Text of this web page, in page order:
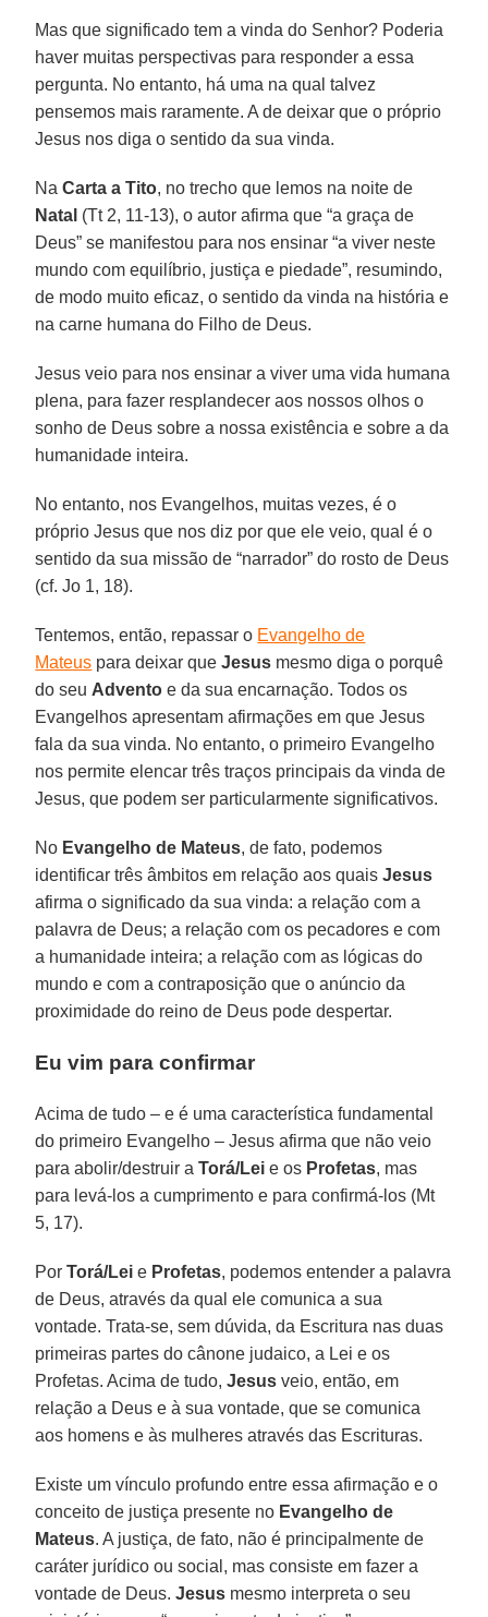
Mas que significado tem a vinda do Senhor? Poderia
haver muitas perspectivas para responder a essa
pergunta. No entanto, há uma na qual talvez
pensemos mais raramente. A de deixar que o próprio
Jesus nos diga o sentido da sua vinda.
NaCarta a Tito, no trecho que lemos na noite de
Natal (Tt 2, 11-13), o autor afirma que “a graça de
Deus” se manifestou para nos ensinar “a viver neste
mundo com equilíbrio, justiça e piedade”, resumindo,
de modo muito eficaz, o sentido da vinda na história e
na carne humana do Filho de Deus.
Jesus veio para nos ensinar a viver uma vida humana
plena, para fazer resplandecer aos nossos olhos o
sonho de Deus sobre a nossa existência e sobre a da
humanidade inteira.
No entanto, nos Evangelhos, muitas vezes, é o
próprio Jesus que nos diz por que ele veio, qual é o
sentido da sua missão de “narrador” do rosto de Deus
(cf. Jo 1, 18).
Tentemos, então, repassar o Evangelho de
Mateus para deixar queJesus mesmo diga o porquê
do seu Advento e da sua encarnação. Todos os
Evangelhos apresentam afirmações em que Jesus
fala da sua vinda. No entanto, o primeiro Evangelho
nos permite elencar três traços principais da vinda de
Jesus, que podem ser particularmente significativos.
No Evangelho de Mateus, de fato, podemos
identificar três âmbitos em relação aos quaisJesus
afirma o significado da sua vinda: a relação com a
palavra de Deus; a relação com os pecadores e com
a humanidade inteira; a relação com as lógicas do
mundo e com a contraposição que o anúncio da
proximidade do reino de Deus pode despertar.
Eu vim para confirmar
Acima de tudo – e é uma característica fundamental
do primeiro Evangelho – Jesus afirma que não veio
para abolir/destruir aTorá/Lei e os Profetas, mas
para levá-los a cumprimento e para confirmá-los (Mt
5, 17).
PorTorá/Lei e Profetas, podemos entender a palavra
de Deus, através da qual ele comunica a sua
vontade. Trata-se, sem dúvida, da Escritura nas duas
primeiras partes do cânone judaico, a Lei e os
Profetas. Acima de tudo,Jesus veio, então, em
relação a Deus e à sua vontade, que se comunica
aos homens e às mulheres através das Escrituras.
Existe um vínculo profundo entre essa afirmação e o
conceito de justiça presente no Evangelho de
Mateus. A justiça, de fato, não é principalmente de
caráter jurídico ou social, mas consiste em fazer a
vontade de Deus.Jesus mesmo interpreta o seu